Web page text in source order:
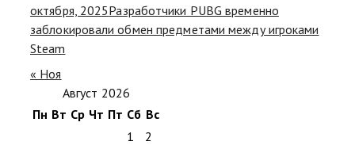
октября, 2025Разработчики PUBG временно
заблокировали обмен предметами между игроками
Steam
« Ноя
Август 2026
Пн Вт Ср Чт Пт Сб Вс
1
2